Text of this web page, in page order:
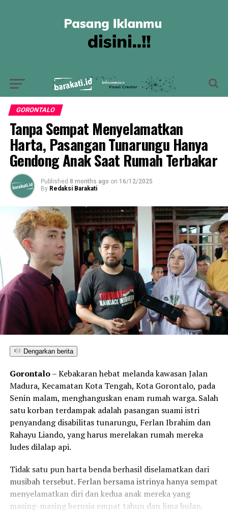
GORONTALO
Tanpa Sempat Menyelamatkan
Harta, Pasangan Tunarungu Hanya
Gendong Anak Saat Rumah Terbakar
Published 8 months ago on 16/12/2025
By Redaksi Barakati
Dengarkan berita
Gorontalo– Kebakaran hebat melanda kawasan Jalan
Madura, Kecamatan Kota Tengah, Kota Gorontalo, pada
Senin malam, menghanguskan enam rumah warga. Salah
satu korban terdampak adalah pasangan suami istri
penyandang disabilitas tunarungu, Ferlan Ibrahim dan
Rahayu Liando, yang harus merelakan rumah mereka
ludes dilalap api.
Tidak satu pun harta benda berhasil diselamatkan dari
musibah tersebut. Ferlan bersama istrinya hanya sempat
menyelamatkan diri dan kedua anak mereka yang
masing-masing berusia empat tahun dan lima bulan.